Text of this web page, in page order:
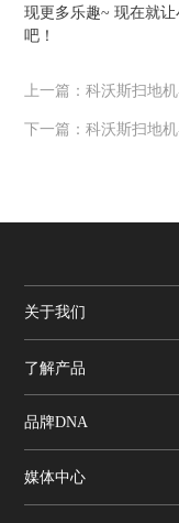
现更多乐趣~ 现在就
吧！
上一篇： 科沃斯扫地机器人
下一篇： 科沃斯扫地
关于我们
了解产品
品牌DNA
媒体中心